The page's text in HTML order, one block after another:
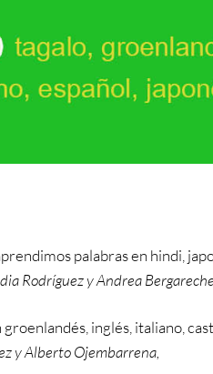
palabras en hindi,
Rodríguez y Andrea
groenlandés, inglés, italiano,
y Alberto Ojembarrena,